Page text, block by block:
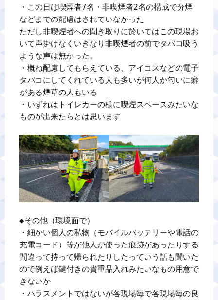
・この日は喫煙者7名・非喫煙者2名の構成で分煙
などまでの配慮はされていなかった
ただし非喫煙者への聞き取りに於いてはこの現場お
いて声掛けなくいきなり非喫煙者の前でタバコ吸う
ような声は無かった。
・概ね配慮してもらえている、アイコスなどの電子
タバコにしてくれている人も多いが何人か匂いに癖
がある煙草の人もいる
・いずれはトイレカーの様に喫煙スペースみたいな
ものが出来たらとは思います
◆その他（環境面で）
・細かい個人の私物（モバイルバッテリーや電話の
充電コード）等が他人が使った痕跡があったりする
間違って持って帰られたりしたっていう話も聞いた
ので例えば鍵付きの貴重品入れみたいなもの用意で
きないか
・ハラスメントではないが各現場毎で各現場毎の良